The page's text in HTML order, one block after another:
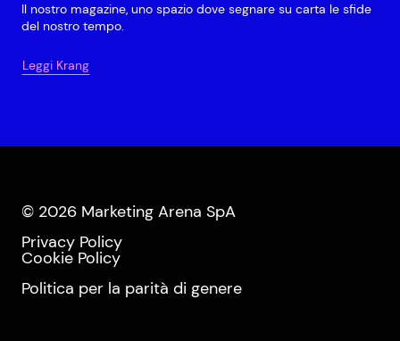
Il nostro magazine, uno spazio dove segnare su carta le sfide
del nostro tempo.
Leggi Krang
© 2026 Marketing Arena SpA
Privacy Policy
Cookie Policy
Politica per la parità di genere